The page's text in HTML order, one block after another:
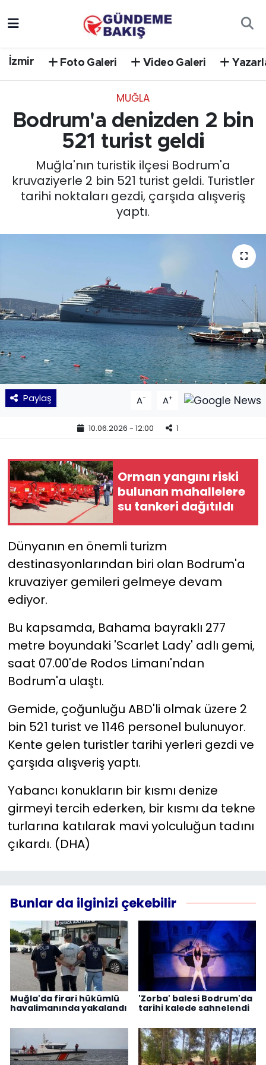
İzmir Foto Galeri Video Galeri
MUĞLA
Bodrum'a denizden 2 bin
521 turist geldi
Muğla'nın turistik ilçesi Bodrum'a
kruvaziyerle 2 bin 521 turist geldi. Turistler
tarihi noktaları gezdi, çarşıda alışveriş
yaptı.
Paylaş A- A+
10.06.2026 - 12:00 1
Orman yangını riski
bulunan mahallelere
su tankeri dağıtıldı
Dünyanın en önemli turizm
destinasyonlarından biri olan Bodrum'a
kruvaziyer gemileri gelmeye devam
ediyor.
Bu kapsamda, Bahama bayraklı 277
metre boyundaki 'Scarlet Lady' adlı gemi,
saat 07.00'de Rodos Limanı'ndan
Bodrum'a ulaştı.
Gemide, çoğunluğu ABD'li olmak üzere 2
bin 521 turist ve 1146 personel bulunuyor.
Kente gelen turistler tarihi yerleri gezdi ve
çarşıda alışveriş yaptı.
Yabancı konukların bir kısmı denize
girmeyi tercih ederken, bir kısmı da tekne
turlarına katılarak mavi yolculuğun tadını
çıkardı. (DHA)
Bunlar da ilginizi çekebilir
Muğla'da firari hükümlü
havalimanında yakalandı
'Zorba' balesi Bodrum'da
tarihi kalede sahnelendi
EĞİTİM
EKONOMİ
KÜLTÜR SANAT
MAGAZİN
POLİTİKA
SAĞLIK
Siyaset
SPOR
TEKNOLOJİ
Yaşam
YEREL POLİTİKA
YEREL YÖNETİMLER
Yurt
Süper Lig Puan Durumu ve Fikstür
Tüm Manşetler
Son Dakika Haberleri